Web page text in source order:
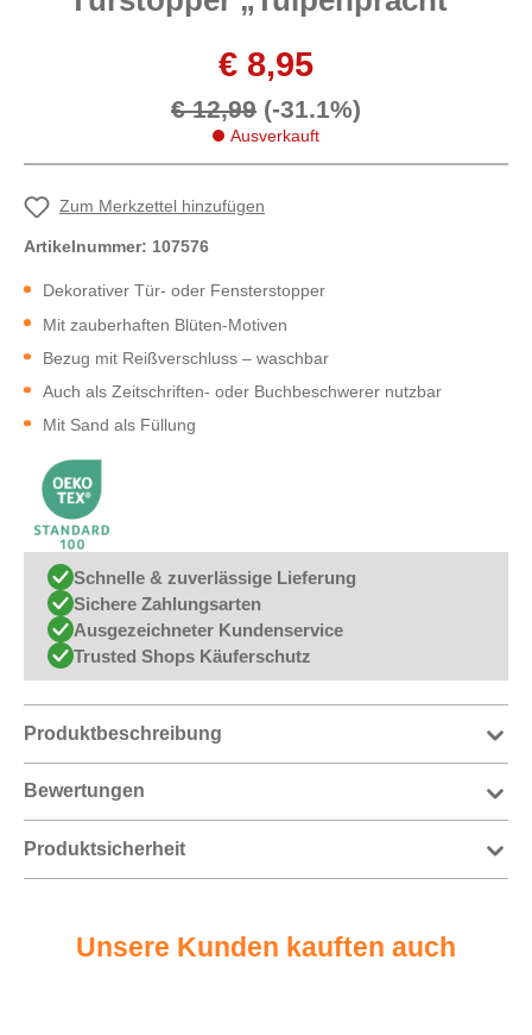
€ 8,95
€ 12,99 (-31.1%)
Ausverkauft
Zum Merkzettel hinzufügen
Artikelnummer: 107576
Dekorativer Tür- oder Fensterstopper
Mit zauberhaften Blüten-Motiven
Bezug mit Reißverschluss – waschbar
Auch als Zeitschriften- oder Buchbeschwerer nutzbar
Mit Sand als Füllung
Schnelle & zuverlässige Lieferung
Sichere Zahlungsarten
Ausgezeichneter Kundenservice
Trusted Shops Käuferschutz
Produktbeschreibung
Bewertungen
Produktsicherheit
Unsere Kunden kauften auch